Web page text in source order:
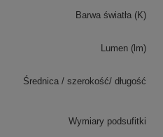
Barwa światła (K)
Lumen (lm)
Średnica / szerokość/ długość
Wymiary podsufitki